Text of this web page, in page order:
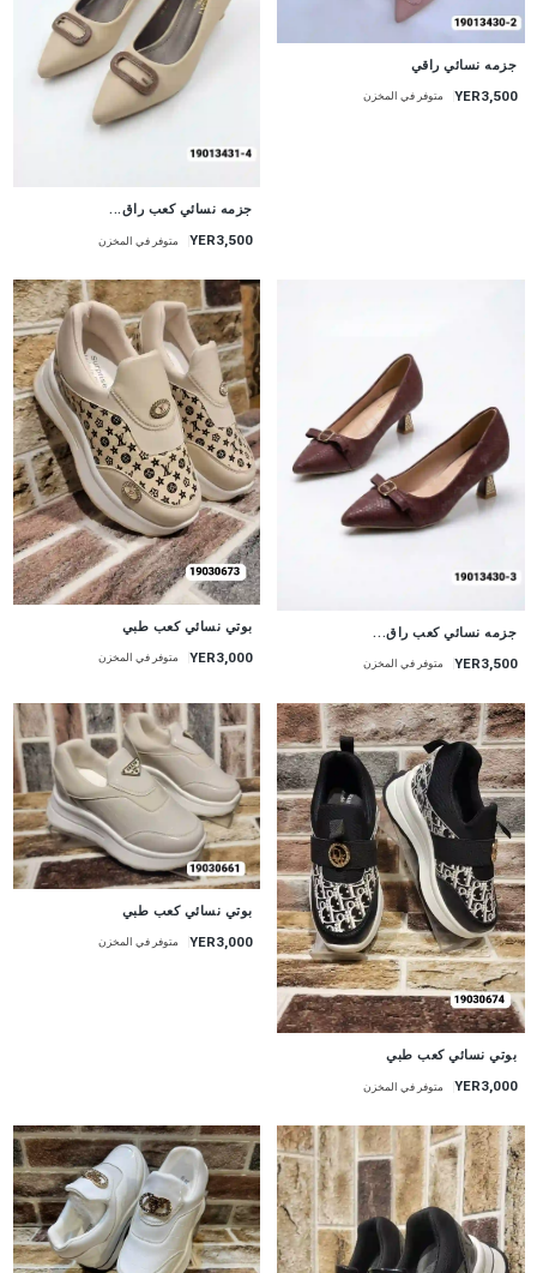
جزمه نسائي راقي
YER3,500 متوفر في المخزن
جزمه نسائي كعب راق...
YER3,500 متوفر في المخزن
جزمه نسائي كعب راق...
YER3,500 متوفر في المخزن
بوتي نسائي كعب طبي
YER3,000 متوفر في المخزن
بوتي نسائي كعب طبي
YER3,000 متوفر في المخزن
بوتي نسائي كعب طبي
YER3,000 متوفر في المخزن